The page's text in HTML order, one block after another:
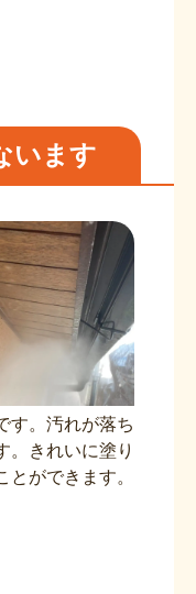
います
す。汚れが落ち
。きれいに塗り
とができます。